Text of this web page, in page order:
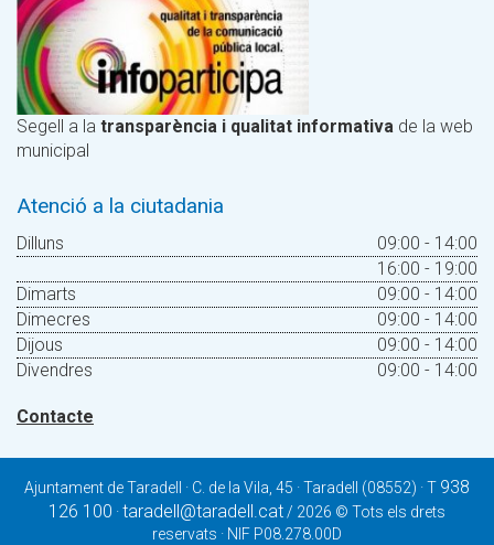
Segell a la transparència i qualitat informativa de la web
municipal
Atenció a la ciutadania
Dilluns
09:00 - 14:00
16:00 - 19:00
Dimarts
09:00 - 14:00
Dimecres
09:00 - 14:00
Dijous
09:00 - 14:00
Divendres
09:00 - 14:00
Contacte
Ajuntament de Taradell · C. de la Vila, 45 · Taradell (08552) · T 938
126 100 ·taradell@taradell.cat/ 2026 © Tots els drets
reservats · NIF P08.278.00D